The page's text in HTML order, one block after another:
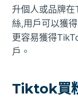
升個人或品牌
絲,用戶可以獲
更容易獲得
戶。
Tiktok買